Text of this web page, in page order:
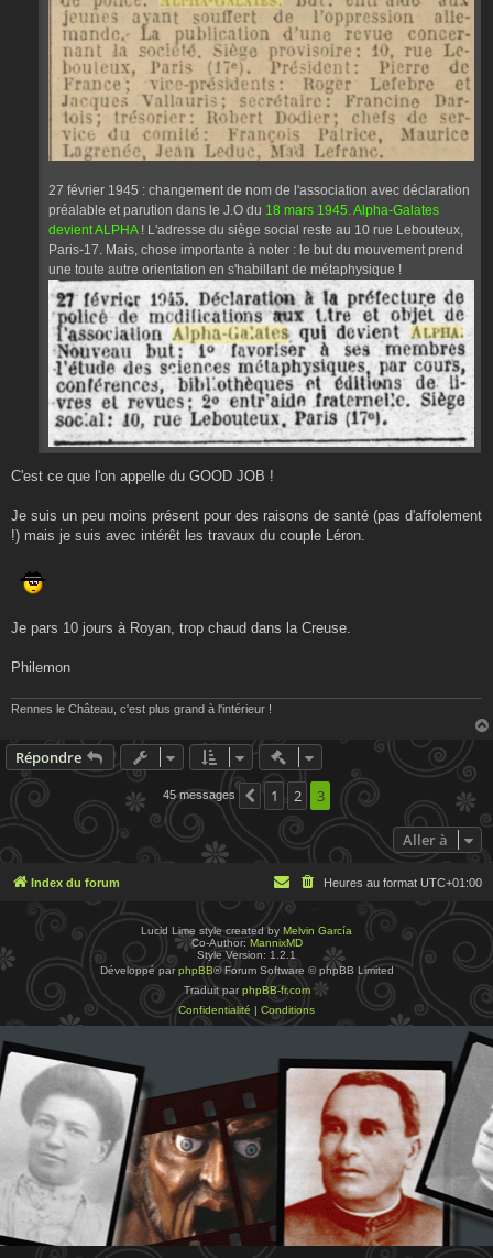
27 février 1945 : changement de nom de l'association avec déclaration
préalable et parution dans le J.O du 18 mars 1945. Alpha-Galates
devient ALPHA! L'adresse du siège social reste au 10 rue Lebouteux,
Paris-17. Mais, chose importante à noter : le but du mouvement prend
une toute autre orientation en s'habillant de métaphysique !
C'est ce que l'on appelle du GOOD JOB !
Je suis un peu moins présent pour des raisons de santé (pas d'affolement
!) mais je suis avec intérêt les travaux du couple Léron.
Je pars 10 jours à Royan, trop chaud dans la Creuse.
Philemon
Rennes le Château, c'est plus grand à l'intérieur !
Répondre Actions rapides de
45 messages Précédente
1 2 3
Aller à
Index du forum Heures au format UTC+01:00
Lucid Lime style created by Melvin García
Co-Author: MannixMD
Style Version: 1.2.1
Développé parphpBB® Forum Software © phpBB Limited
Traduit par phpBB-fr.com
Confidentialité | Conditions